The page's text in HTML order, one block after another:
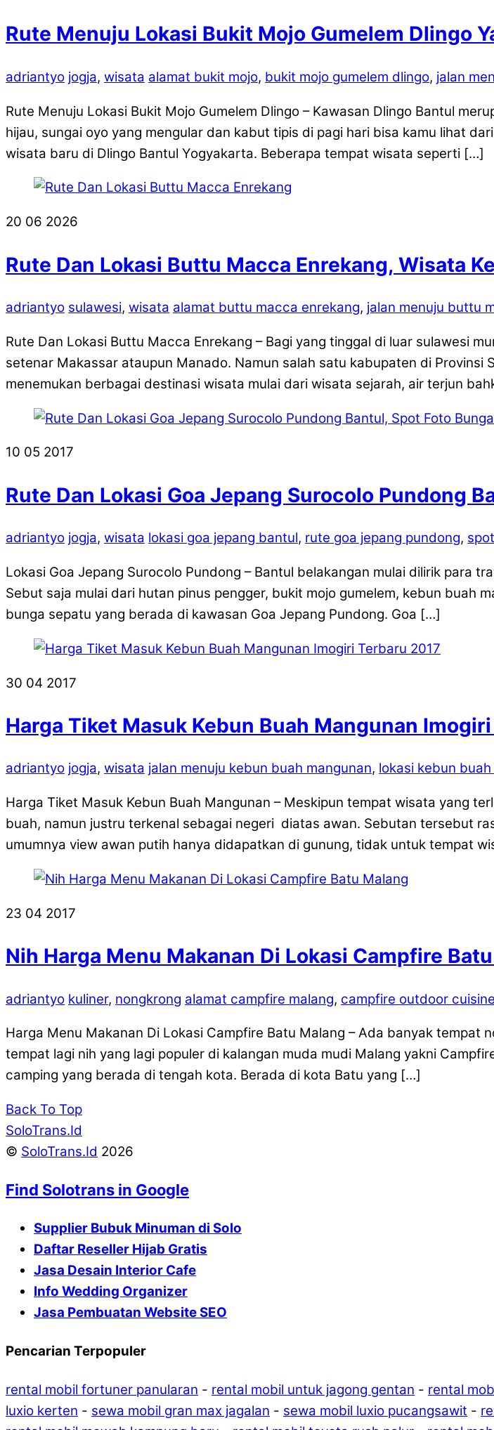
Rute Menuju Lokasi Bukit Mojo Gumelem Dlingo
adriantyo jogja, wisata alamat bukit mojo, bukit mojo gumelem dlingo, jalan
Rute Menuju Lokasi Bukit Mojo Gumelem Dlingo – Kawasan Dlingo Bantul
hijau, sungai oyo yang mengular dan kabut tipis di pagi hari bisa kamu lihat
wisata baru di Dlingo Bantul Yogyakarta. Beberapa tempat wisata seperti […]
20 06 2026
Rute Dan Lokasi Buttu Macca Enrekang, Wisata
adriantyo sulawesi, wisata alamat buttu macca enrekang, jalan menuju buttu
Rute Dan Lokasi Buttu Macca Enrekang – Bagi yang tinggal di luar sulawesi
setenar Makassar ataupun Manado. Namun salah satu kabupaten di
menemukan berbagai destinasi wisata mulai dari wisata sejarah, air terjun
10 05 2017
Rute Dan Lokasi Goa Jepang Surocolo Pundong
adriantyo jogja, wisata lokasi goa jepang bantul, rute goa jepang pundong,
Lokasi Goa Jepang Surocolo Pundong – Bantul belakangan mulai dilirik para
Sebut saja mulai dari hutan pinus pengger, bukit mojo gumelem, kebun buah
bunga sepatu yang berada di kawasan Goa Jepang Pundong. Goa […]
30 04 2017
Harga Tiket Masuk Kebun Buah Mangunan
adriantyo jogja, wisata jalan menuju kebun buah mangunan, lokasi kebun
Harga Tiket Masuk Kebun Buah Mangunan – Meskipun tempat wisata yang
buah, namun justru terkenal sebagai negeri diatas awan. Sebutan tersebut
umumnya view awan putih hanya didapatkan di gunung, tidak untuk tempat
23 04 2017
Nih Harga Menu Makanan Di Lokasi Campfire
adriantyo kuliner, nongkrong alamat campfire malang, campfire outdoor cuisine
Harga Menu Makanan Di Lokasi Campfire Batu Malang – Ada banyak tempat
tempat lagi nih yang lagi populer di kalangan muda mudi Malang yakni
camping yang berada di tengah kota. Berada di kota Batu yang […]
Back To Top
SoloTrans.Id
© SoloTrans.Id 2026
Find Solotrans in Google
Supplier Bubuk Minuman di Solo
Daftar Reseller Hijab Gratis
Jasa Desain Interior Cafe
Info Wedding Organizer
Jasa Pembuatan Website SEO
Pencarian Terpopuler
rental mobil fortuner panularan - rental mobil untuk jagong gentan - rental
luxio kerten - sewa mobil gran max jagalan - sewa mobil luxio pucangsawit -